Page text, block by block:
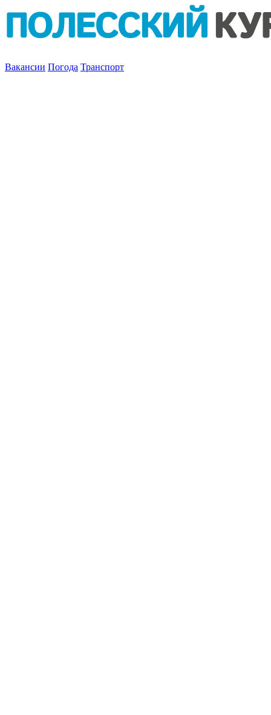
Вакансии Погода Транспорт